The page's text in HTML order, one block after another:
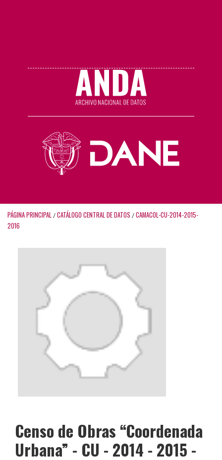
PÁGINA PRINCIPAL / CATÁLOGO CENTRAL DE DATOS / CAMACOL-CU-2014-2015-
2016
Censo de Obras “Coordenada
Urbana” - CU - 2014 - 2015 -